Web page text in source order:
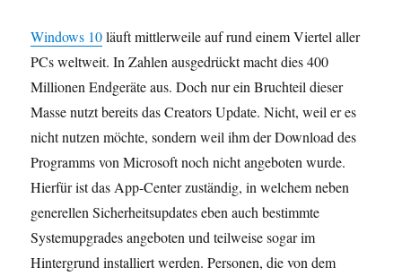
Windows 10läuft mittlerweile auf rund einem Viertel aller
PCs weltweit. In Zahlen ausgedrückt macht dies 400
Millionen Endgeräte aus. Doch nur ein Bruchteil dieser
Masse nutzt bereits das Creators Update. Nicht, weil er es
nicht nutzen möchte, sondern weil ihm der Download des
Programms von Microsoft noch nicht angeboten wurde.
Hierfür ist das App-Center zuständig, in welchem neben
generellen Sicherheitsupdates eben auch bestimmte
Systemupgrades angeboten und teilweise sogar im
Hintergrund installiert werden. Personen, die von dem